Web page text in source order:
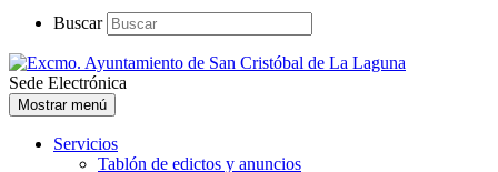
Buscar
Sede Electrónica
Mostrar menú
Servicios
Tablón de edictos y anuncios